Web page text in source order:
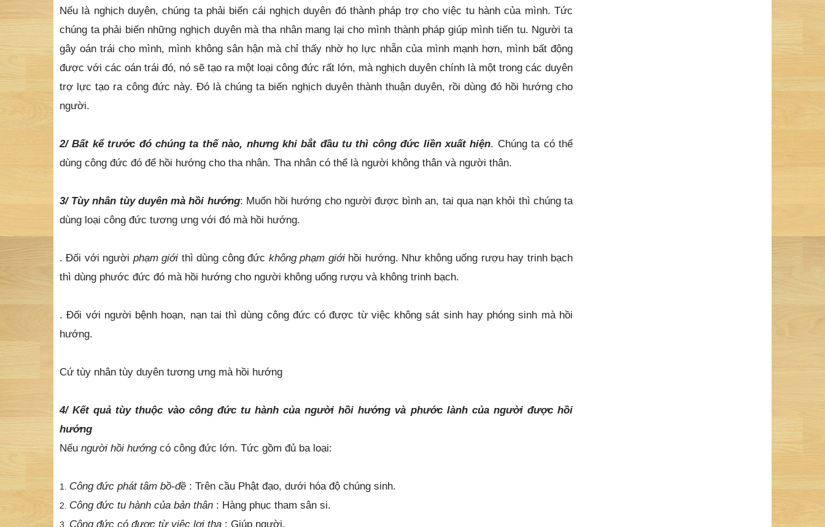
Nếu là nghịch duyên, chúng ta phải biến cái nghịch duyên đó thành pháp trợ cho việc tu hành của mình. Tức
chúng ta phải biến những nghịch duyên mà tha nhân mang lại cho mình thành pháp giúp mình tiến tu. Người ta
gây oán trái cho mình, mình không sân hận mà chỉ thấy nhờ họ lực nhẫn của mình mạnh hơn, mình bất động
được với các oán trái đó, nó sẽ tạo ra một loại công đức rất lớn, mà nghịch duyên chính là một trong các duyên
trợ lực tạo ra công đức này. Đó là chúng ta biến nghịch duyên thành thuận duyên, rồi dùng đó hồi hướng cho
người.
2/ Bất kể trước đó chúng ta thế nào, nhưng khi bắt đầu tu thì công đức liền xuất hiện . Chúng ta có thể
dùng công đức đó để hồi hướng cho tha nhân. Tha nhân có thể là người không thân và người thân.
3/ Tùy nhân tùy duyên mà hồi hướng: Muốn hồi hướng cho người được bình an, tai qua nạn khỏi thì chúng ta
dùng loại công đức tương ưng với đó mà hồi hướng.
. Đối với người phạm giới thì dùng công đức không phạm giớihồi hướng. Như không uống rượu hay trinh bạch
thì dùng phước đức đó mà hồi hướng cho người không uống rượu và không trinh bạch.
. Đối với người bệnh hoạn, nạn tai thì dùng công đức có được từ việc không sát sinh hay phóng sinh mà hồi
hướng.
Cứ tùy nhân tùy duyên tương ưng mà hồi hướng
4/ Kết quả tùy thuộc vào công đức tu hành của người hồi hướng và phước lành của người được hồi
hướng
Nếu người hồi hướng có công đức lớn. Tức gồm đủ ba loại:
Công đức phát tâm bồ-đề : Trên cầu Phật đạo, dưới hóa độ chúng sinh.
Công đức tu hành của bản thân : Hàng phục tham sân si.
Công đức có được từ việc lợi tha : Giúp người.